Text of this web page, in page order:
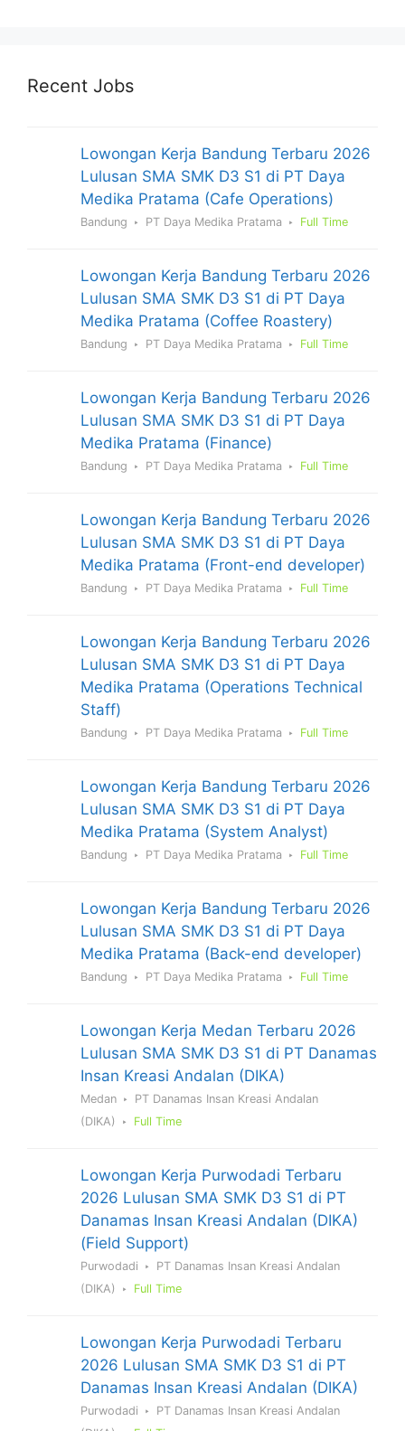
Recent Jobs
Lowongan Kerja Bandung Terbaru 2026
Lulusan SMA SMK D3 S1 di PT Daya
Medika Pratama (Cafe Operations)
Bandung PT Daya Medika Pratama Full Time
Lowongan Kerja Bandung Terbaru 2026
Lulusan SMA SMK D3 S1 di PT Daya
Medika Pratama (Coffee Roastery)
Bandung PT Daya Medika Pratama Full Time
Lowongan Kerja Bandung Terbaru 2026
Lulusan SMA SMK D3 S1 di PT Daya
Medika Pratama (Finance)
Bandung PT Daya Medika Pratama Full Time
Lowongan Kerja Bandung Terbaru 2026
Lulusan SMA SMK D3 S1 di PT Daya
Medika Pratama (Front-end developer)
Bandung PT Daya Medika Pratama Full Time
Lowongan Kerja Bandung Terbaru 2026
Lulusan SMA SMK D3 S1 di PT Daya
Medika Pratama (Operations Technical
Staff)
Bandung PT Daya Medika Pratama Full Time
Lowongan Kerja Bandung Terbaru 2026
Lulusan SMA SMK D3 S1 di PT Daya
Medika Pratama (System Analyst)
Bandung PT Daya Medika Pratama Full Time
Lowongan Kerja Bandung Terbaru 2026
Lulusan SMA SMK D3 S1 di PT Daya
Medika Pratama (Back-end developer)
Bandung PT Daya Medika Pratama Full Time
Lowongan Kerja Medan Terbaru 2026
Lulusan SMA SMK D3 S1 di PT Danamas
Insan Kreasi Andalan (DIKA)
Medan
PT Danamas Insan Kreasi Andalan
(DIKA)
Full Time
Lowongan Kerja Purwodadi Terbaru
2026 Lulusan SMA SMK D3 S1 di PT
Danamas Insan Kreasi Andalan (DIKA)
(Field Support)
Purwodadi
PT Danamas Insan Kreasi Andalan
(DIKA)
Full Time
Lowongan Kerja Purwodadi Terbaru
2026 Lulusan SMA SMK D3 S1 di PT
Danamas Insan Kreasi Andalan (DIKA)
Purwodadi
PT Danamas Insan Kreasi Andalan